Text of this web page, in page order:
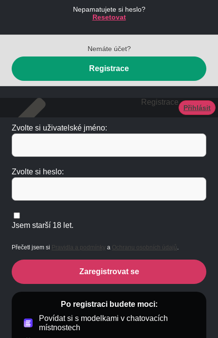
Nepamatujete si heslo?
Resetovat
Nemáte účet?
Registrace
Registrace
Přihlásit
Zvolte si uživatelské jméno:
Zvolte si heslo:
Jsem starší 18 let.
Přečetl jsem si Pravidla a podmínky a Ochranu osobních údajů.
Zaregistrovat se
Po registraci budete moci:
Povídat si s modelkami v chatovacích
místnostech